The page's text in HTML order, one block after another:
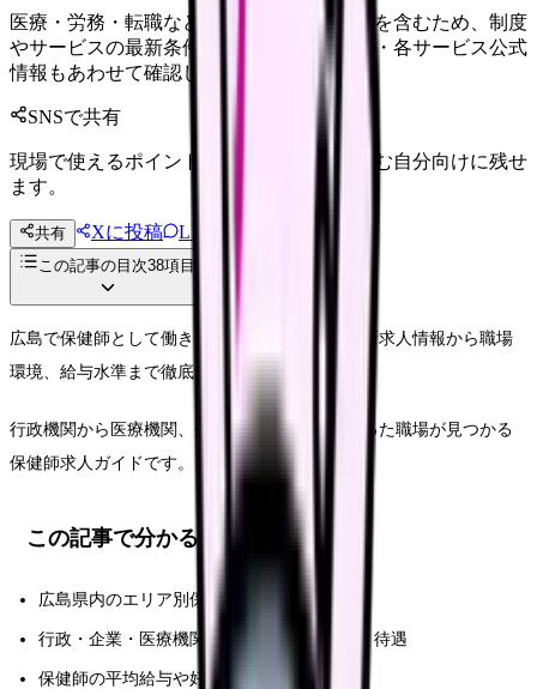
医療・労務・転職など判断に影響する内容を含むため、制度
やサービスの最新条件は公的機関・勤務先・各サービス公式
情報もあわせて確認してください。
SNSで共有
現場で使えるポイントを、同僚やあとで読む自分向けに残せ
ます。
共有 Xに投稿 LINE
投稿文コピー
この記事の目次38項目
広島で保健師として働きたい方必見！県内の最新求人情報から職場
環境、給与水準まで徹底解説します。
行政機関から医療機関、企業まで、あなたに合った職場が見つかる
保健師求人ガイドです。
この記事で分かること
広島県内のエリア別保健師求人状況と特徴
行政・企業・医療機関など職域別の働き方と待遇
保健師の平均給与や好条件求人の探し方